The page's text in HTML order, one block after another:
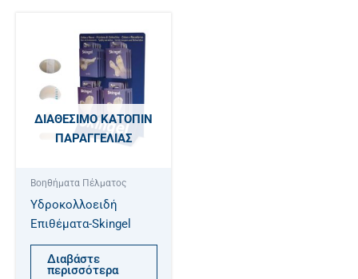
ΔΙΑΘΈΣΙΜΟ ΚΑΤΌΠΙΝ
ΠΑΡΑΓΓΕΛΊΑΣ
Βοηθήματα Πέλματος
Υδροκολλοειδή
Επιθέματα-Skingel
Διαβάστε
περισσότερα